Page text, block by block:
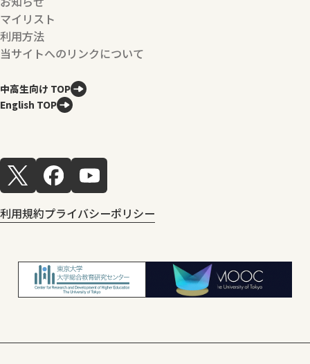
マイリスト
利用方法
当サイトへのリンクについて
中高生向け TOP
English TOP
利用規約プライバシーポリシー